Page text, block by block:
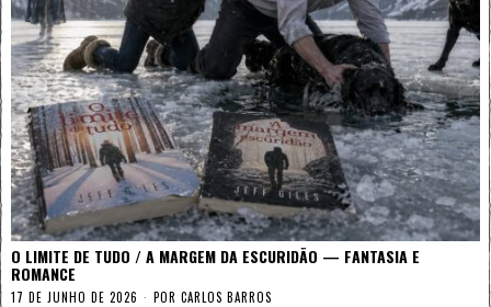
O LIMITE DE TUDO / A MARGEM DA ESCURIDÃO — FANTASIA E
ROMANCE
17 DE JUNHO DE 2026 POR CARLOS BARROS